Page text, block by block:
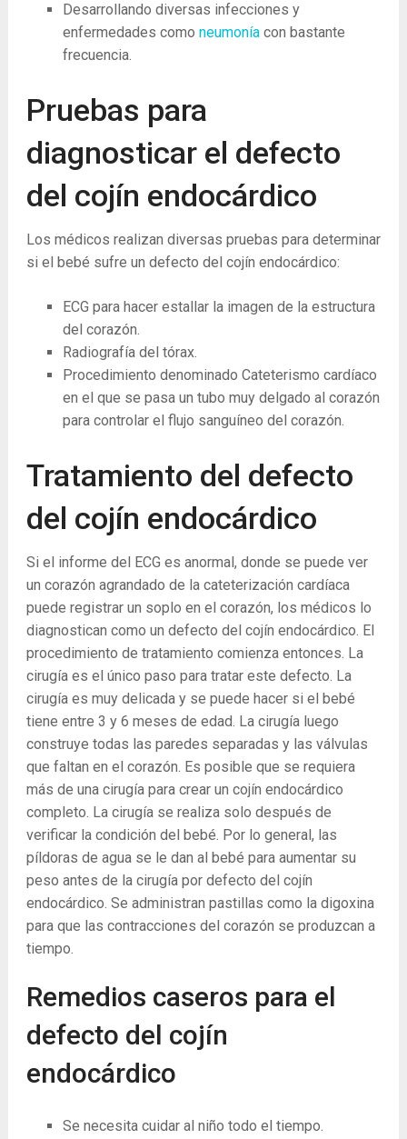
Desarrollando diversas infecciones y
enfermedades como neumonía con bastante
frecuencia.
Pruebas para
diagnosticar el defecto
del cojín endocárdico
Los médicos realizan diversas pruebas para determinar
si el bebé sufre un defecto del cojín endocárdico:
ECG para hacer estallar la imagen de la estructura
del corazón.
Radiografía del tórax.
Procedimiento denominado Cateterismo cardíaco
en el que se pasa un tubo muy delgado al corazón
para controlar el flujo sanguíneo del corazón.
Tratamiento del defecto
del cojín endocárdico
Si el informe del ECG es anormal, donde se puede ver
un corazón agrandado de la cateterización cardíaca
puede registrar un soplo en el corazón, los médicos lo
diagnostican como un defecto del cojín endocárdico. El
procedimiento de tratamiento comienza entonces. La
cirugía es el único paso para tratar este defecto. La
cirugía es muy delicada y se puede hacer si el bebé
tiene entre 3 y 6 meses de edad. La cirugía luego
construye todas las paredes separadas y las válvulas
que faltan en el corazón. Es posible que se requiera
más de una cirugía para crear un cojín endocárdico
completo. La cirugía se realiza solo después de
verificar la condición del bebé. Por lo general, las
píldoras de agua se le dan al bebé para aumentar su
peso antes de la cirugía por defecto del cojín
endocárdico. Se administran pastillas como la digoxina
para que las contracciones del corazón se produzcan a
tiempo.
Remedios caseros para el
defecto del cojín
endocárdico
Se necesita cuidar al niño todo el tiempo.